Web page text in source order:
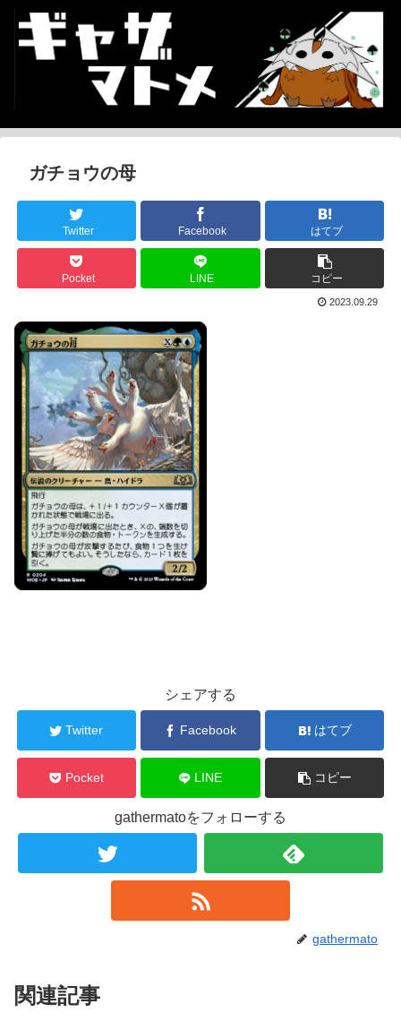
ガチョウの母
Twitter Facebook はてブ
Pocket LINE コピー
2023.09.29
シェアする
Twitter Facebook はてブ
Pocket LINE コピー
gathermatoをフォローする
gathermato
関連記事